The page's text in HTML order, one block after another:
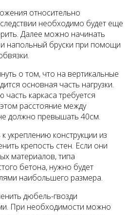
относительно
необходимо будет еще
Далее можно начинать
напольный бруски при помощи
о том, что на вертикальные
основная часть нагрузки.
каркаса требуется
расстояние между
должно превышать 40см.
укреплению конструкции из
крепость стен. Если они
материалов, типа
бетона, нужно будет
наибольшего размера.
дюбель-гвозди
При необходимости можно